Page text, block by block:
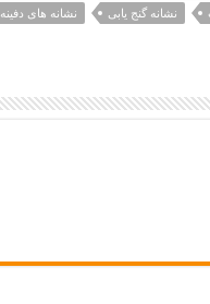
نشانه گنج یابی نشانه های دفینه